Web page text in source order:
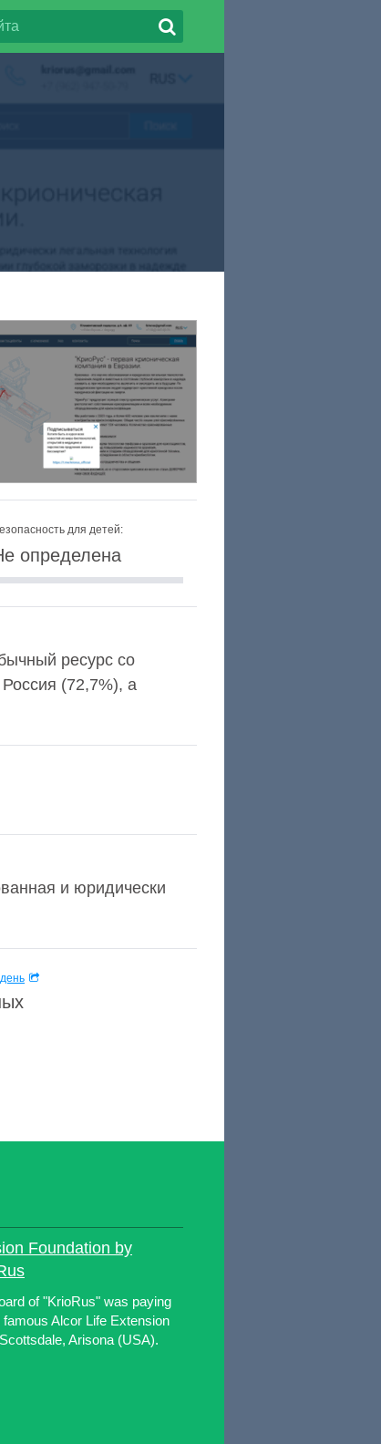
для детей:
определена
ресурс со
(72,7%), а
и юридически
Foundation by
of "KrioRus" was paying
Alcor Life Extension
Arisona (USA).